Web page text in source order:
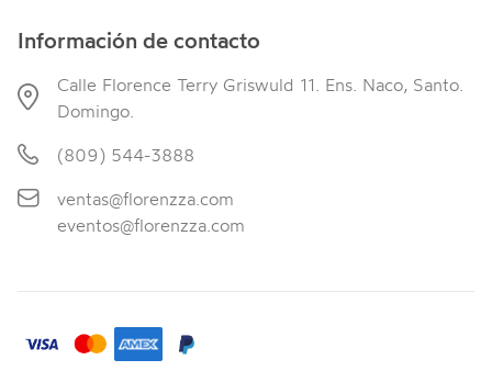
Información de contacto
Calle Florence Terry Griswuld 11. Ens. Naco, Santo.
Domingo.
(809) 544-3888
ventas@florenzza.com
eventos@florenzza.com